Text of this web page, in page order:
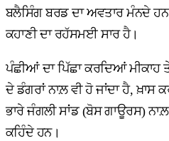
ਬਲੈਸਿੰਗ ਬਰਡ ਦਾ ਅਵਤਾਰ ਮੰਨਦੇ
ਕਹਾਣੀ ਦਾ ਰਹੱਸਮਈ ਸਾਰ ਹੈ।
ਪੰਛੀਆਂ ਦਾ ਪਿੱਛਾ ਕਰਦਿਆਂ ਮੀਕਾਹ
ਦੇ ਡੰਗਰਾਂ ਨਾਲ਼ ਵੀ ਹੋ ਜਾਂਦਾ ਹੈ,
ਭਾਰੇ ਜੰਗਲੀ ਸਾਂਡ (ਬੋਸ ਗਾਊਰਸ)
ਕਹਿੰਦੇ ਹਨ।